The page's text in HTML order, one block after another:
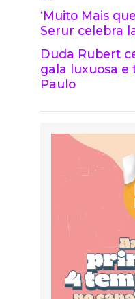
‘Muito Mais
Serur celebra
Duda Rubert
gala luxuosa e
Paulo